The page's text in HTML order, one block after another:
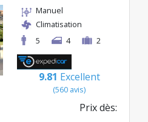
Manuel
Climatisation
5
4 2
9.81 Excellent
(560 avis)
Prix dès: